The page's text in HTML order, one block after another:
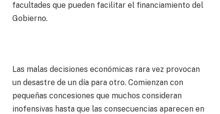
facultades que pueden facilitar el financiamiento del
Gobierno.
Las malas decisiones económicas rara vez provocan
un desastre de un día para otro. Comienzan con
pequeñas concesiones que muchos consideran
inofensivas hasta que las consecuencias aparecen en